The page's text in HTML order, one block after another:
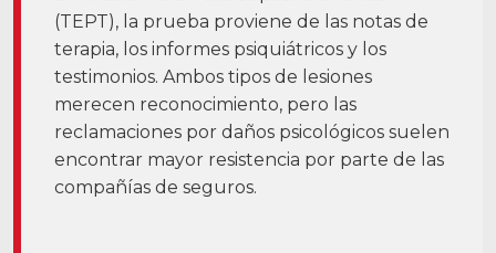
(TEPT), la prueba proviene de las notas de
terapia, los informes psiquiátricos y los
testimonios. Ambos tipos de lesiones
merecen reconocimiento, pero las
reclamaciones por daños psicológicos suelen
encontrar mayor resistencia por parte de las
compañías de seguros.